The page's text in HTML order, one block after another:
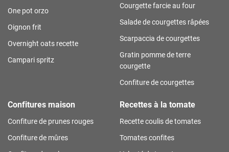
One pot orzo
Oignon frit
Overnight oats recette
Campari spritz
Courgette farcie au four
Salade de courgettes râpées
Scarpaccia de courgettes
Gratin pomme de terre
courgette
Confiture de courgettes
Confitures maison
Confiture de prunes rouges
Confiture de mûres
Recettes à la tomate
Recette coulis de tomates
Tomates confites